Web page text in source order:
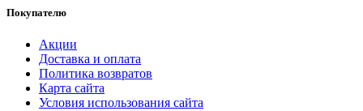
Покупателю
Акции
Доставка и оплата
Политика возвратов
Карта сайта
Условия использования сайта